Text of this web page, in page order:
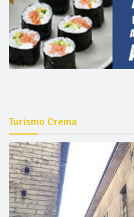
Turismo Crema